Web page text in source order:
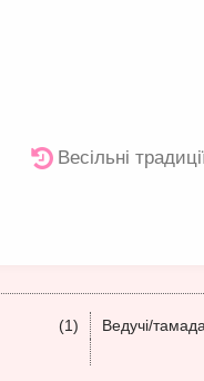
Весільні
(1) Ведучі/тамада